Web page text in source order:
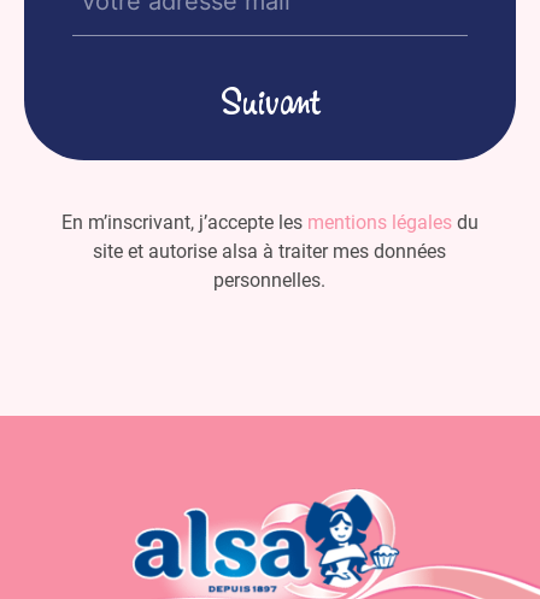
E-
mail
En m’inscrivant, j’accepte les mentions légalesdu
site et autorise alsa à traiter mes données
personnelles.